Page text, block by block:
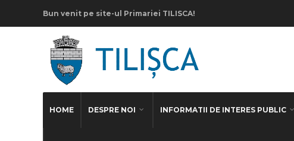
Bun venit pe site-ul Primariei TILISCA!
HOME DESPRE NOI INFORMATII DE INTERES PUBLIC